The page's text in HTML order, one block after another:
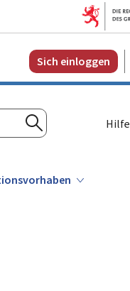
Sich einloggen
Suchen
Hilfe